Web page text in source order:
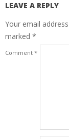
LEAVE A REPLY
Your email
marked *
Comment *